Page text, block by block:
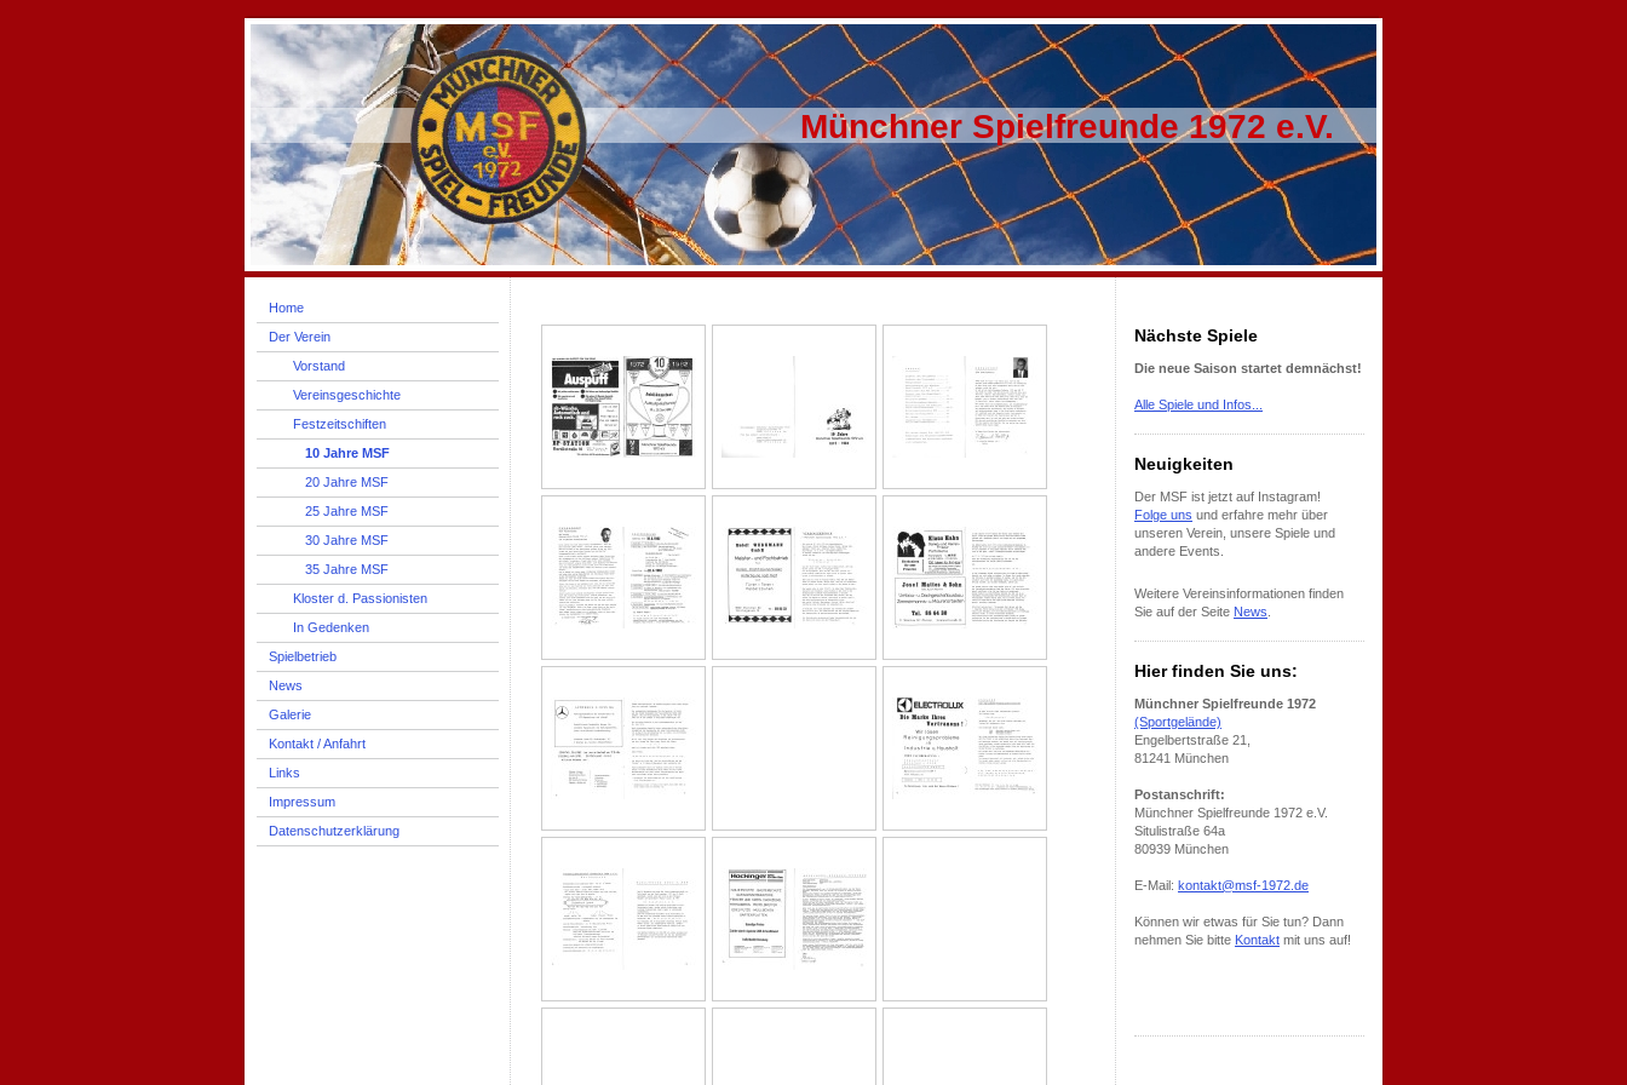
Münchner Spielfreunde 1972 e.V.
Home
Der Verein
Vorstand
Vereinsgeschichte
Festzeitschiften
10 Jahre MSF
20 Jahre MSF
25 Jahre MSF
30 Jahre MSF
35 Jahre MSF
Kloster d. Passionisten
In Gedenken
Spielbetrieb
News
Galerie
Kontakt / Anfahrt
Links
Impressum
Datenschutzerklärung
Nächste Spiele
Die neue Saison startet demnächst!
Alle Spiele und Infos...
Neuigkeiten
Der MSF ist jetzt auf Instagram!
Folge uns und erfahre mehr über
unseren Verein, unsere Spiele und
andere Events.
Weitere Vereinsinformationen finden
Sie auf der Seite News
Hier finden Sie uns:
Münchner Spielfreunde 1972
(Sportgelände)
Engelbertstraße 21,
81241 München
Postanschrift:
Münchner Spielfreunde 1972 e.V.
Situlistraße 64a
80939 München
E-Mail: kontakt@msf-1972.de
Können wir etwas für Sie tun? Dann
nehmen Sie bitte Kontakt mit uns auf!